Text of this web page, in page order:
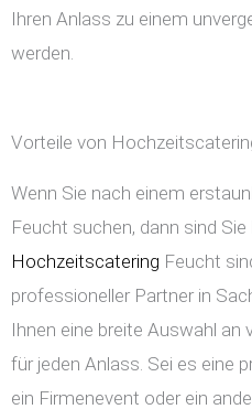
Ihren Anlass zu einem
werden.
Vorteile von
Wenn Sie nach einem
Feucht suchen, dann sind Sie
Hochzeitscatering Feucht
professioneller Partner in
Ihnen eine breite Auswahl an
für jeden Anlass. Sei es eine
ein Firmenevent oder ein